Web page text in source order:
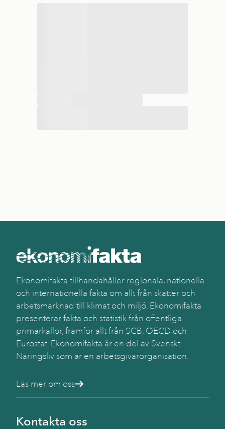
Ekonomifakta tillhandahåller regionala, nationella
och internationella fakta om allt från skatter och
arbetsmarknad till klimat och miljö. Ekonomifakta
presenterar fakta och statistik från offentliga
primärkällor, framför allt från SCB, OECD och
Eurostat. Ekonomifakta är en del av Svenskt
Näringsliv som är en arbetsgivarorganisation.
Läs mer om oss
Kontakta oss